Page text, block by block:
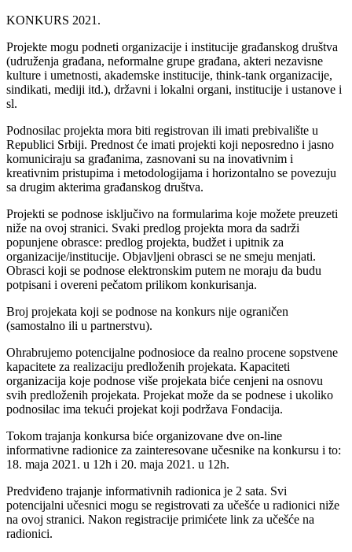
KONKURS 2021.
Projekte mogu podneti organizacije i institucije građanskog društva
(udruženja građana, neformalne grupe građana, akteri nezavisne
kulture i umetnosti, akademske institucije, think-tank organizacije,
sindikati, mediji itd.), državni i lokalni organi, institucije i ustanove i
sl.
Podnosilac projekta mora biti registrovan ili imati prebivalište u
Republici Srbiji. Prednost će imati projekti koji neposredno i jasno
komuniciraju sa građanima, zasnovani su na inovativnim i
kreativnim pristupima i metodologijama i horizontalno se povezuju
sa drugim akterima građanskog društva.
Projekti se podnose isključivo na formularima koje možete preuzeti
niže na ovoj stranici. Svaki predlog projekta mora da sadrži
popunjene obrasce: predlog projekta, budžet i upitnik za
organizacije/institucije. Objavljeni obrasci se ne smeju menjati.
Obrasci koji se podnose elektronskim putem ne moraju da budu
potpisani i overeni pečatom prilikom konkurisanja.
Broj projekata koji se podnose na konkurs nije ograničen
(samostalno ili u partnerstvu).
Ohrabrujemo potencijalne podnosioce da realno procene sopstvene
kapacitete za realizaciju predloženih projekata. Kapaciteti
organizacija koje podnose više projekata biće cenjeni na osnovu
svih predloženih projekata. Projekat može da se podnese i ukoliko
podnosilac ima tekući projekat koji podržava Fondacija.
Tokom trajanja konkursa biće organizovane dve on-line
informativne radionice za zainteresovane učesnike na konkursu i to:
18. maja 2021. u 12h i 20. maja 2021. u 12h.
Predviđeno trajanje informativnih radionica je 2 sata. Svi
potencijalni učesnici mogu se registrovati za učešće u radionici niže
na ovoj stranici. Nakon registracije primićete link za učešće na
radionici.